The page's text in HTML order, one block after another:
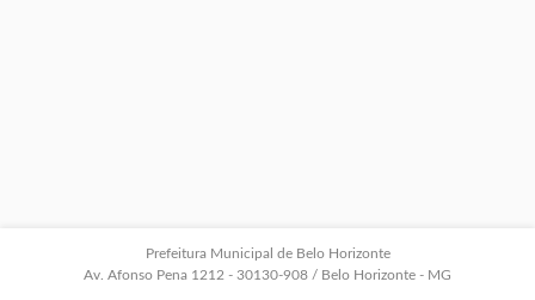
Prefeitura Municipal de Belo Horizonte
Av. Afonso Pena 1212 - 30130-908 / Belo Horizonte - MG